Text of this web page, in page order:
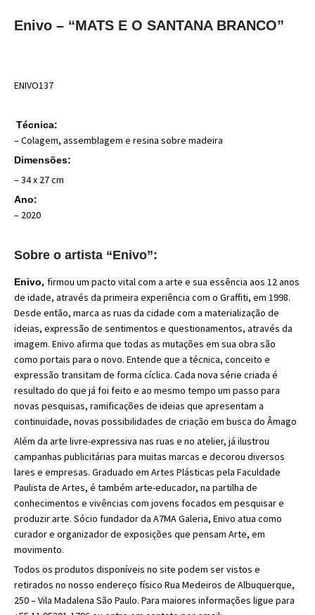
Enivo – “MATS E O SANTANA BRANCO”
ENIVO137
Técnica:
– Colagem, assemblagem e resina sobre madeira
Dimensões:
– 34 x 27 cm
Ano:
– 2020
Sobre o artista “Enivo”:
Enivo, firmou um pacto vital com a arte e sua essência aos 12 anos
de idade, através da primeira experiência com o Graffiti, em 1998.
Desde então, marca as ruas da cidade com a materialização de
ideias, expressão de sentimentos e questionamentos, através da
imagem. Enivo afirma que todas as mutações em sua obra são
como portais para o novo. Entende que a técnica, conceito e
expressão transitam de forma cíclica. Cada nova série criada é
resultado do que já foi feito e ao mesmo tempo um passo para
novas pesquisas, ramificações de ideias que apresentam a
continuidade, novas possibilidades de criação em busca do Âmago
Além da arte livre-expressiva nas ruas e no atelier, já ilustrou
campanhas publicitárias para muitas marcas e decorou diversos
lares e empresas. Graduado em Artes Plásticas pela Faculdade
Paulista de Artes, é também arte-educador, na partilha de
conhecimentos e vivências com jovens focados em pesquisar e
produzir arte. Sócio fundador da A7MA Galeria, Enivo atua como
curador e organizador de exposições que pensam Arte, em
movimento.
Todos os produtos disponíveis no site podem ser vistos e
retirados no nosso endereço físico Rua Medeiros de Albuquerque,
250 – Vila Madalena São Paulo. Para maiores informações ligue para